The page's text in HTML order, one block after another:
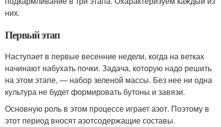
них.
Первый этап
Наступает в первые весенние недели, когда на ветках
начинают набухать почки. Задача, которую надо решить
на этом этапе, — набор зеленой массы. Без нее ни одна
культура не будет формировать бутоны и завязи.
Основную роль в этом процессе играет азот. Поэтому в
этот период вносят азотсодержащие составы.